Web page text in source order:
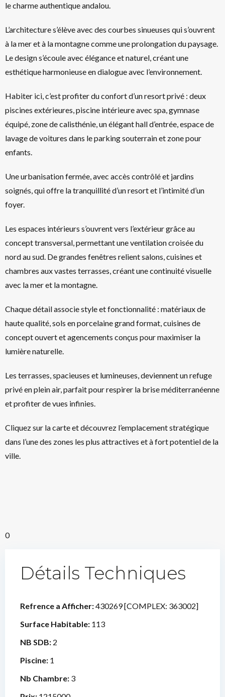
le charme authentique andalou.
L’architecture s’élève avec des courbes sinueuses qui s’ouvrent
à la mer et à la montagne comme une prolongation du paysage.
Le design s’écoule avec élégance et naturel, créant une
esthétique harmonieuse en dialogue avec l’environnement.
Habiter ici, c’est profiter du confort d’un resort privé : deux
piscines extérieures, piscine intérieure avec spa, gymnase
équipé, zone de calisthénie, un élégant hall d’entrée, espace de
lavage de voitures dans le parking souterrain et zone pour
enfants.
Une urbanisation fermée, avec accès contrôlé et jardins
soignés, qui offre la tranquillité d’un resort et l’intimité d’un
foyer.
Les espaces intérieurs s’ouvrent vers l’extérieur grâce au
concept transversal, permettant une ventilation croisée du
nord au sud. De grandes fenêtres relient salons, cuisines et
chambres aux vastes terrasses, créant une continuité visuelle
avec la mer et la montagne.
Chaque détail associe style et fonctionnalité : matériaux de
haute qualité, sols en porcelaine grand format, cuisines de
concept ouvert et agencements conçus pour maximiser la
lumière naturelle.
Les terrasses, spacieuses et lumineuses, deviennent un refuge
privé en plein air, parfait pour respirer la brise méditerranéenne
et profiter de vues infinies.
Cliquez sur la carte et découvrez l’emplacement stratégique
dans l’une des zones les plus attractives et à fort potentiel de la
ville.
0
Détails Techniques
Refrence a Afficher:430269 [COMPLEX: 363002]
Surface Habitable: 113
NB SDB: 2
Piscine: 1
Nb Chambre: 3